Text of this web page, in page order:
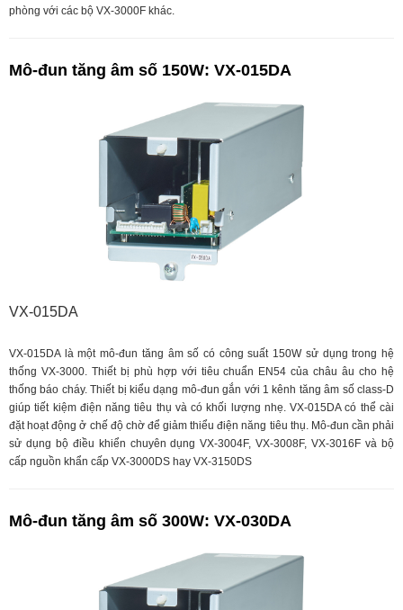
phòng với các bộ VX-3000F khác.
Mô-đun tăng âm số 150W: VX-015DA
VX-015DA
VX-015DA là một mô-đun tăng âm số có công suất 150W sử dụng trong hệ
thống VX-3000. Thiết bị phù hợp với tiêu chuẩn EN54 của châu âu cho hệ
thống báo cháy. Thiết bị kiểu dạng mô-đun gắn với 1 kênh tăng âm số class-D
giúp tiết kiệm điện năng tiêu thụ và có khối lượng nhẹ. VX-015DA có thể cài
đặt hoạt động ở chế độ chờ để giảm thiểu điện năng tiêu thụ. Mô-đun cần phải
sử dụng bộ điều khiển chuyên dụng VX-3004F, VX-3008F, VX-3016F và bộ
cấp nguồn khẩn cấp VX-3000DS hay VX-3150DS
Mô-đun tăng âm số 300W: VX-030DA